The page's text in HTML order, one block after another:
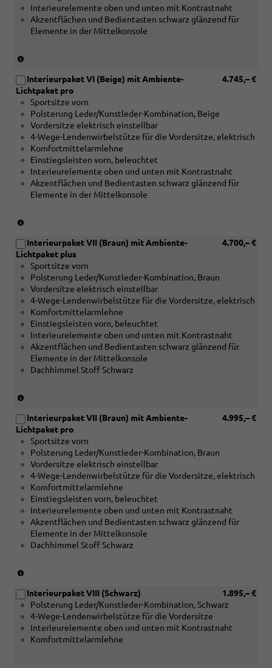
gebürstet
silber)
oder
[5MC]
Dekoreinlagen
naturell
oder
[5TG]
Dekoreinlagen
Aluminiummatt
gebürstet
silber)
Interieurelemente oben und unten mit Kontrastnaht
Akzentflächen und Bedientasten schwarz glänzend für
Elemente in der Mittelkonsole
Verbindung
mit
[4D3]
Vordersitze
mit
Belüftungsfunktion
und
[5MB]
Dekoreinlagen
Holz
Apfelbaum
[5MC]
Dekoreinlagen
Holz
Edelkastanie
grau
naturell
oder
[5TG]
Dekoreinlagen
Aluminiummatt
gebürstet
silber)
4.745,– €
Interieurpaket VI (Beige) mit Ambiente-
Lichtpaket pro
Sportsitze vorn
Polsterung Leder/Kunstleder-Kombination, Beige
Vordersitze elektrisch einstellbar
4-Wege-Lendenwirbelstütze für die Vordersitze, elektrisch
Komfortmittelarmlehne
Einstiegsleisten vorn, beleuchtet
Interieurelemente oben und unten mit Kontrastnaht
Akzentflächen und Bedientasten schwarz glänzend für
Elemente in der Mittelkonsole
Verbindung
mit
[4D3]
Vordersitze
mit
Belüftungsfunktion
und
[5MB]
Dekoreinlagen
Holz
Apfelbaum
braun
Dekoreinlagen
Holz
Edelkastanie
grau
naturell
oder
[5TG]
Dekoreinlagen
Aluminiummatt
gebürstet
silber)
4.700,– €
Interieurpaket VII (Braun) mit Ambiente-
Lichtpaket plus
Sportsitze vorn
Polsterung Leder/Kunstleder-Kombination, Braun
Vordersitze elektrisch einstellbar
4-Wege-Lendenwirbelstütze für die Vordersitze, elektrisch
Komfortmittelarmlehne
Einstiegsleisten vorn, beleuchtet
Interieurelemente oben und unten mit Kontrastnaht
Akzentflächen und Bedientasten schwarz glänzend für
Elemente in der Mittelkonsole
Dachhimmel Stoff Schwarz
Verbindung
mit
[4D3]
Vordersitze
mit
Belüftungsfunktion
und
[5MB]
Dekoreinlagen
Holz
Apfelbaum
braun
Dekoreinlagen
Holz
Edelkastanie
grau
naturell
4.995,– €
Interieurpaket VII (Braun) mit Ambiente-
Lichtpaket pro
Sportsitze vorn
Polsterung Leder/Kunstleder-Kombination, Braun
Vordersitze elektrisch einstellbar
4-Wege-Lendenwirbelstütze für die Vordersitze, elektrisch
Komfortmittelarmlehne
Einstiegsleisten vorn, beleuchtet
Interieurelemente oben und unten mit Kontrastnaht
Akzentflächen und Bedientasten schwarz glänzend für
Elemente in der Mittelkonsole
Dachhimmel Stoff Schwarz
Verbindung
mit
[4D3]
Vordersitze
mit
1.895,– €
Interieurpaket VIII (Schwarz)
Polsterung Leder/Kunstleder-Kombination, Schwarz
4-Wege-Lendenwirbelstütze für die Vordersitze
Interieurelemente oben und unten mit Kontrastnaht
Komfortmittelarmlehne